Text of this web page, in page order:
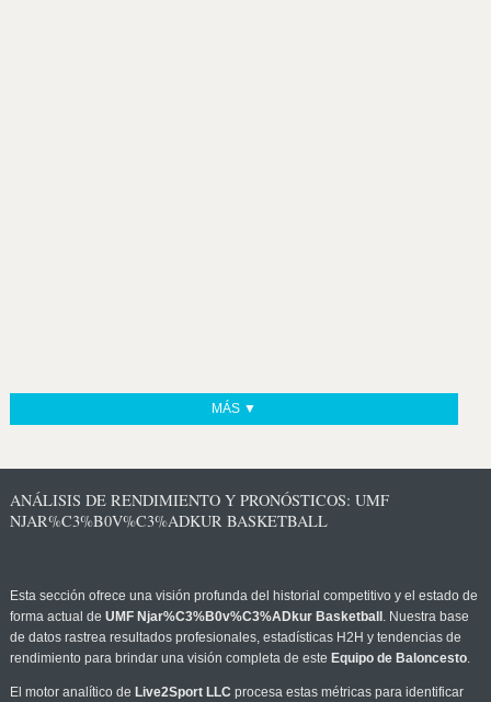
MÁS ▼
ANÁLISIS DE RENDIMIENTO Y PRONÓSTICOS: UMF
NJAR%C3%B0V%C3%ADKUR BASKETBALL
Esta sección ofrece una visión profunda del historial competitivo y el estado de
forma actual de UMF Njar%C3%B0v%C3%ADkur Basketball . Nuestra base
de datos rastrea resultados profesionales, estadísticas H2H y tendencias de
rendimiento para brindar una visión completa de este Equipo de Baloncesto.
El motor analítico de Live2Sport LLC procesa estas métricas para identificar